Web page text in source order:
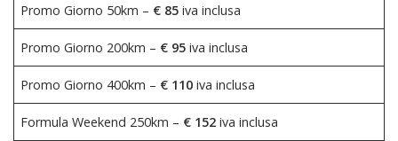
Promo Giorno 50km – € 85iva inclusa
Promo Giorno 200km – € 95iva inclusa
Promo Giorno 400km – € 110 iva inclusa
Formula Weekend 250km – € 152 iva inclusa